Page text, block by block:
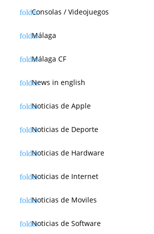
Consolas / Videojuegos
Málaga
Málaga CF
News in english
Noticias de Apple
Noticias de Deporte
Noticias de Hardware
Noticias de Internet
Noticias de Moviles
Noticias de Software